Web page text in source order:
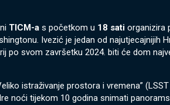
TICM-a s početkom u 18 sati organizira
Ivezić je jedan od najutjecajnijih
po svom završetku 2024. biti će dom
istraživanje prostora i vremena”
noći tijekom 10 godina snimati